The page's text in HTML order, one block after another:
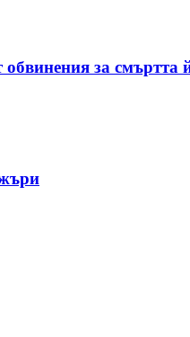
за смъртта